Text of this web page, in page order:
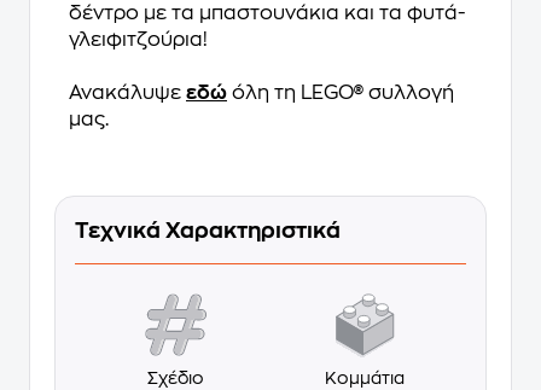
δέντρο με τα μπαστουνάκια και τα φυτά-
γλειφιτζούρια!
Ανακάλυψε εδώ όλη τη LEGO® συλλογή
μας.
Τεχνικά Χαρακτηριστικά
Σχέδιο
Κομμάτια